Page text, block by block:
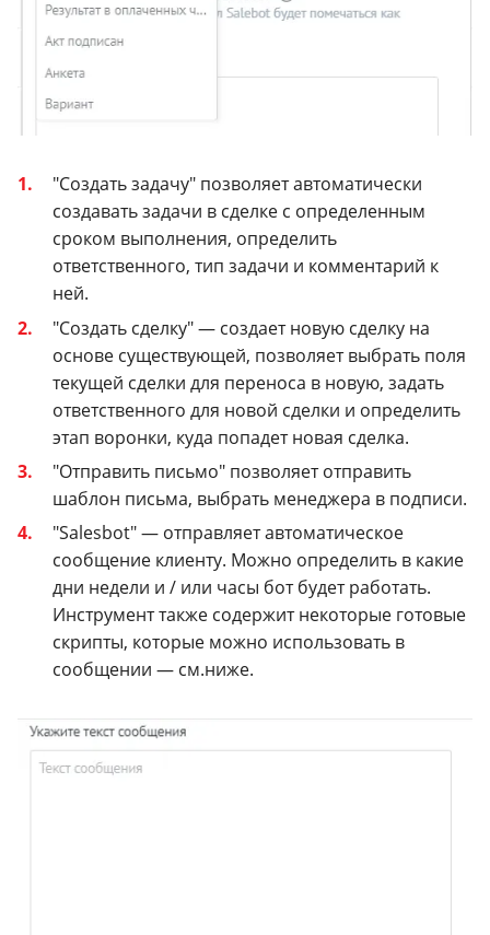
"Создать задачу" позволяет автоматически
создавать задачи в сделке с определенным
сроком выполнения, определить
ответственного, тип задачи и комментарий к
ней.
"Создать сделку" — создает новую сделку на
основе существующей, позволяет выбрать поля
текущей сделки для переноса в новую, задать
ответственного для новой сделки и определить
этап воронки, куда попадет новая сделка.
"Отправить письмо" позволяет отправить
шаблон письма, выбрать менеджера в подписи.
"Salesbot" — отправляет автоматическое
сообщение клиенту. Можно определить в какие
дни недели и / или часы бот будет работать.
Инструмент также содержит некоторые готовые
скрипты, которые можно использовать в
сообщении — см.ниже.